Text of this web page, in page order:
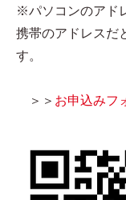
※パソコンのアド
携帯のアドレスだ
す。
＞＞ お申込みフ